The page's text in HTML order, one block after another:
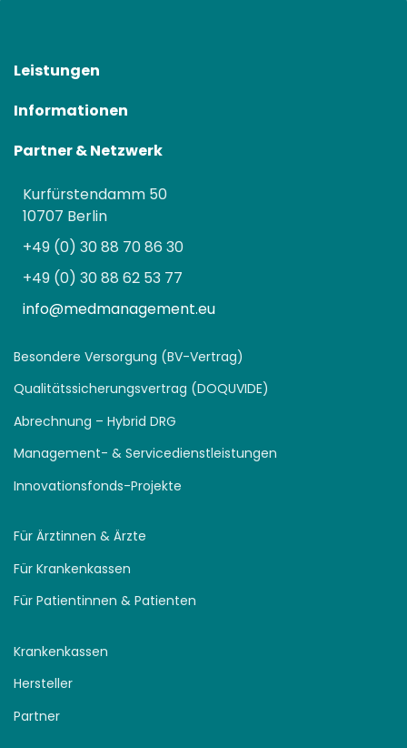
Leistungen
Informationen
Partner & Netzwerk
Kurfürstendamm 50
10707 Berlin
+49 (0) 30 88 70 86 30
+49 (0) 30 88 62 53 77
info@medmanagement.eu
Besondere Versorgung (BV-Vertrag)
Qualitätssicherungsvertrag (DOQUVIDE)
Abrechnung – Hybrid DRG
Management- & Servicedienstleistungen
Innovationsfonds-Projekte
Für Ärztinnen & Ärzte
Für Krankenkassen
Für Patientinnen & Patienten
Krankenkassen
Hersteller
Partner